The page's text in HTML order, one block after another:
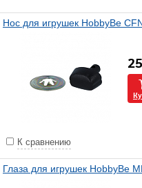
Нос для игрушек HobbyBe
25
К сравнению
Глаза для игрушек HobbyBe